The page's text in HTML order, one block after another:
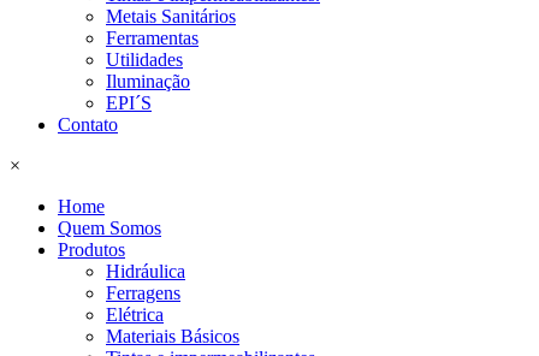
Metais Sanitários
Ferramentas
Utilidades
Iluminação
EPI´S
Contato
×
Home
Quem Somos
Produtos
Hidráulica
Ferragens
Elétrica
Materiais Básicos